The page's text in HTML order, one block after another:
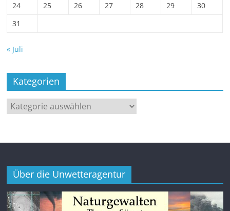
24
25 26 27 28 29
30
31
« Juli
Kategorien
Kategorien
Über die Unwetteragentur